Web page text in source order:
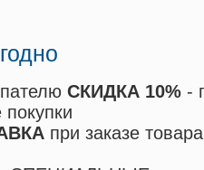
СКИДКА 10% -
при заказе